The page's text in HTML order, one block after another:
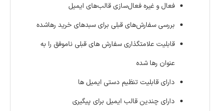
فعال‌ و غیره فعال‌سازی قالب‌های ایمیل
بررسی سفارش‌های قبلی برای سبدهای خرید رهاشده
قابلیت علامتگذاری سفارش های قبلی ناموفق را به
عنوان رها شده
دارای قابلیت تنظیم دستی ایمیل ها
دارای چندین قالب ایمیل برای پیگیری